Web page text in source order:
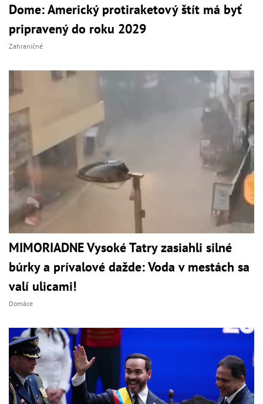
Dome: Americký protiraketový štít má byť
pripravený do roku 2029
Zahraničné
MIMORIADNE Vysoké Tatry zasiahli silné
búrky a prívalové dažde: Voda v mestách sa
valí ulicami!
Domáce